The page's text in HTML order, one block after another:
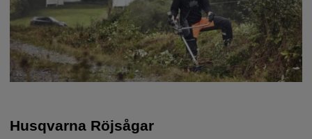
Husqvarna Röjsågar